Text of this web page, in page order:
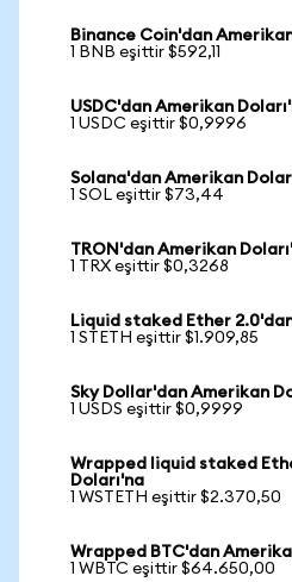
Binance Coin'dan
1 BNB eşittir $592,11
USDC'dan Amerikan
1 USDC eşittir $0,9996
Solana'dan Amerikan
1 SOL eşittir $73,44
TRON'dan Amerikan
1 TRX eşittir $0,3268
Liquid staked Ether
1 STETH eşittir $1.909,85
Sky Dollar'dan Amerikan
1 USDS eşittir $0,9999
Wrapped liquid staked
Doları'na
1 WSTETH eşittir $2.370,50
Wrapped BTC'dan
1 WBTC eşittir $64.650,00